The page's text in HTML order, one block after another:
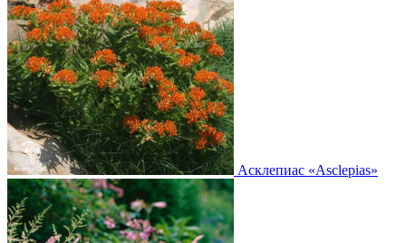
Асклепиас «Asclepias»